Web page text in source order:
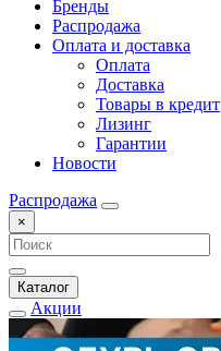
Бренды
Распродажа
Оплата и доставка
Оплата
Доставка
Товары в кредит
Лизинг
Гарантии
Новости
Распродажа
×
Каталог
Акции